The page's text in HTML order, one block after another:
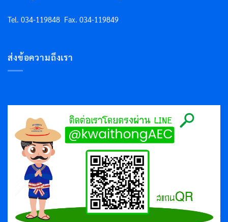
Tel. 034-119848 Fax. 034-119849
ส่งข้อความถึงเรา